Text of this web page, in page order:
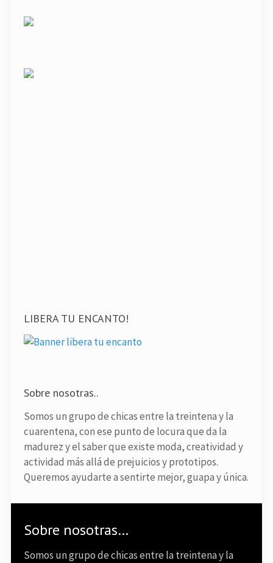
LIBERA TU ENCANTO!
Sobre nosotras..
Somos un grupo de chicas entre la treintena y la
cuarentena, con ese punto de locura que da la
madurez y el saber que existe moda, creatividad y
actividad más allá de prejuicios y prototipos.
Queremos ayudarte a sentirte mejor, guapa y única.
Sobre nosotras…
Somos un grupo de chicas entre la treintena y la